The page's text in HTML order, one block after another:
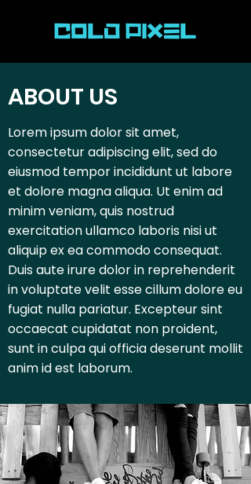
ABOUT US
Lorem ipsum dolor sit amet,
consectetur adipiscing elit, sed do
eiusmod tempor incididunt ut labore
et dolore magna aliqua. Ut enim ad
minim veniam, quis nostrud
exercitation ullamco laboris nisi ut
aliquip ex ea commodo consequat.
Duis aute irure dolor in reprehenderit
in voluptate velit esse cillum dolore eu
fugiat nulla pariatur. Excepteur sint
occaecat cupidatat non proident,
sunt in culpa qui officia deserunt mollit
anim id est laborum.